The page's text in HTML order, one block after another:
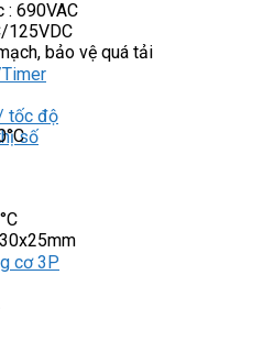
tốc độ
số
cơ 3P
: 690VAC
125VDC
bảo vệ quá tải